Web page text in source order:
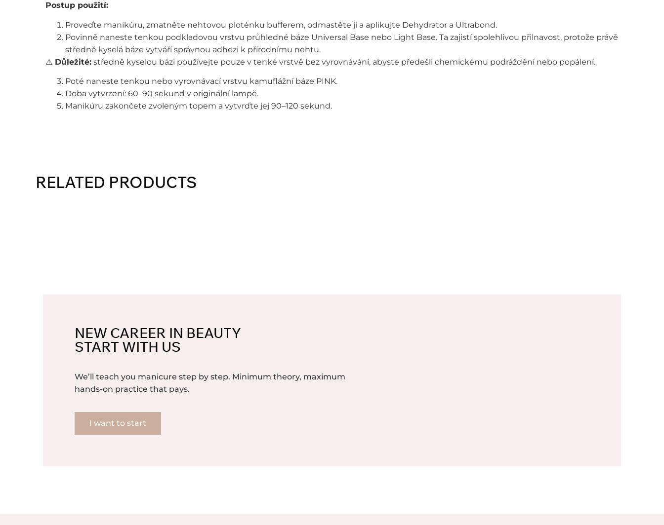
Postup použití:
Proveďte manikúru, zmatněte nehtovou ploténku bufferem, odmastěte ji a aplikujte Dehydrator a Ultrabond.
Povinně naneste tenkou podkladovou vrstvu průhledné báze Universal Base nebo Light Base. Ta zajistí spolehlivou přilnavost, protože právě
středně kyselá báze vytváří správnou adhezi k přírodnímu nehtu.
⚠️ Důležité: středně kyselou bázi používejte pouze v tenké vrstvě bez vyrovnávání, abyste předešli chemickému podráždění nebo popálení.
Poté naneste tenkou nebo vyrovnávací vrstvu kamuflážní báze PINK.
Doba vytvrzení: 60–90 sekund v originální lampě.
Manikúru zakončete zvoleným topem a vytvrďte jej 90–120 sekund.
RELATED PRODUCTS
NEW CAREER IN BEAUTY
START WITH US
We’ll teach you manicure step by step. Minimum theory, maximum
hands-on practice that pays.
I want to start